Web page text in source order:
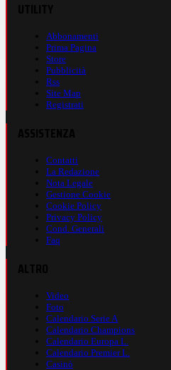
Abbonamenti
Prima Pagina
Store
Pubblicità
Rss
Site Map
Registrati
Contatti
La Redazione
Nota Legale
Gestione Cookie
Cookie Policy
Privacy Policy
Cond. Generali
Faq
Video
Foto
Calendario Serie A
Calendario Champions
Calendario Europa L.
Calendario Premier L.
Casinò